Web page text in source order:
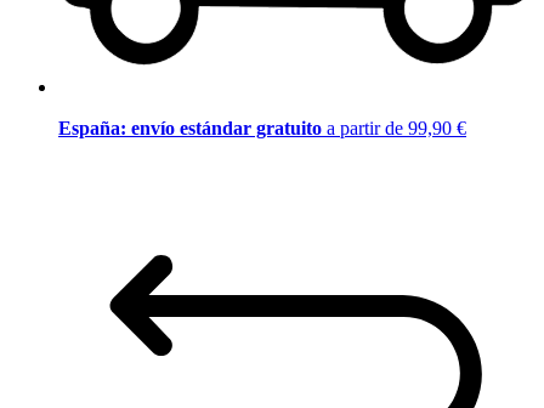
España: envío estándar gratuito a partir de 99,90 €